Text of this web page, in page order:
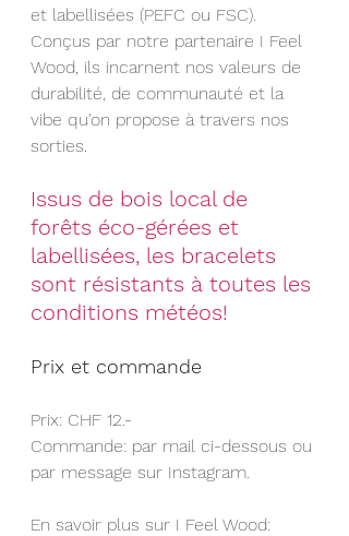
et labellisées (PEFC ou FSC).
Conçus par notre partenaire I Feel
Wood, ils incarnent nos valeurs de
durabilité, de communauté et la
vibe qu'on propose à travers nos
sorties.
Issus de bois local de
forêts éco-gérées et
labellisées, les bracelets
sont résistants à toutes les
conditions météos!
Prix et commande
Prix: CHF 12.-
Commande: par mail ci-dessous ou
par message sur Instagram.
En savoir plus sur I Feel Wood: